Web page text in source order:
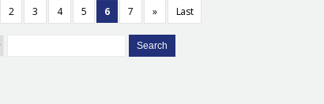
2 3 4 5 6 7 » Last
Search